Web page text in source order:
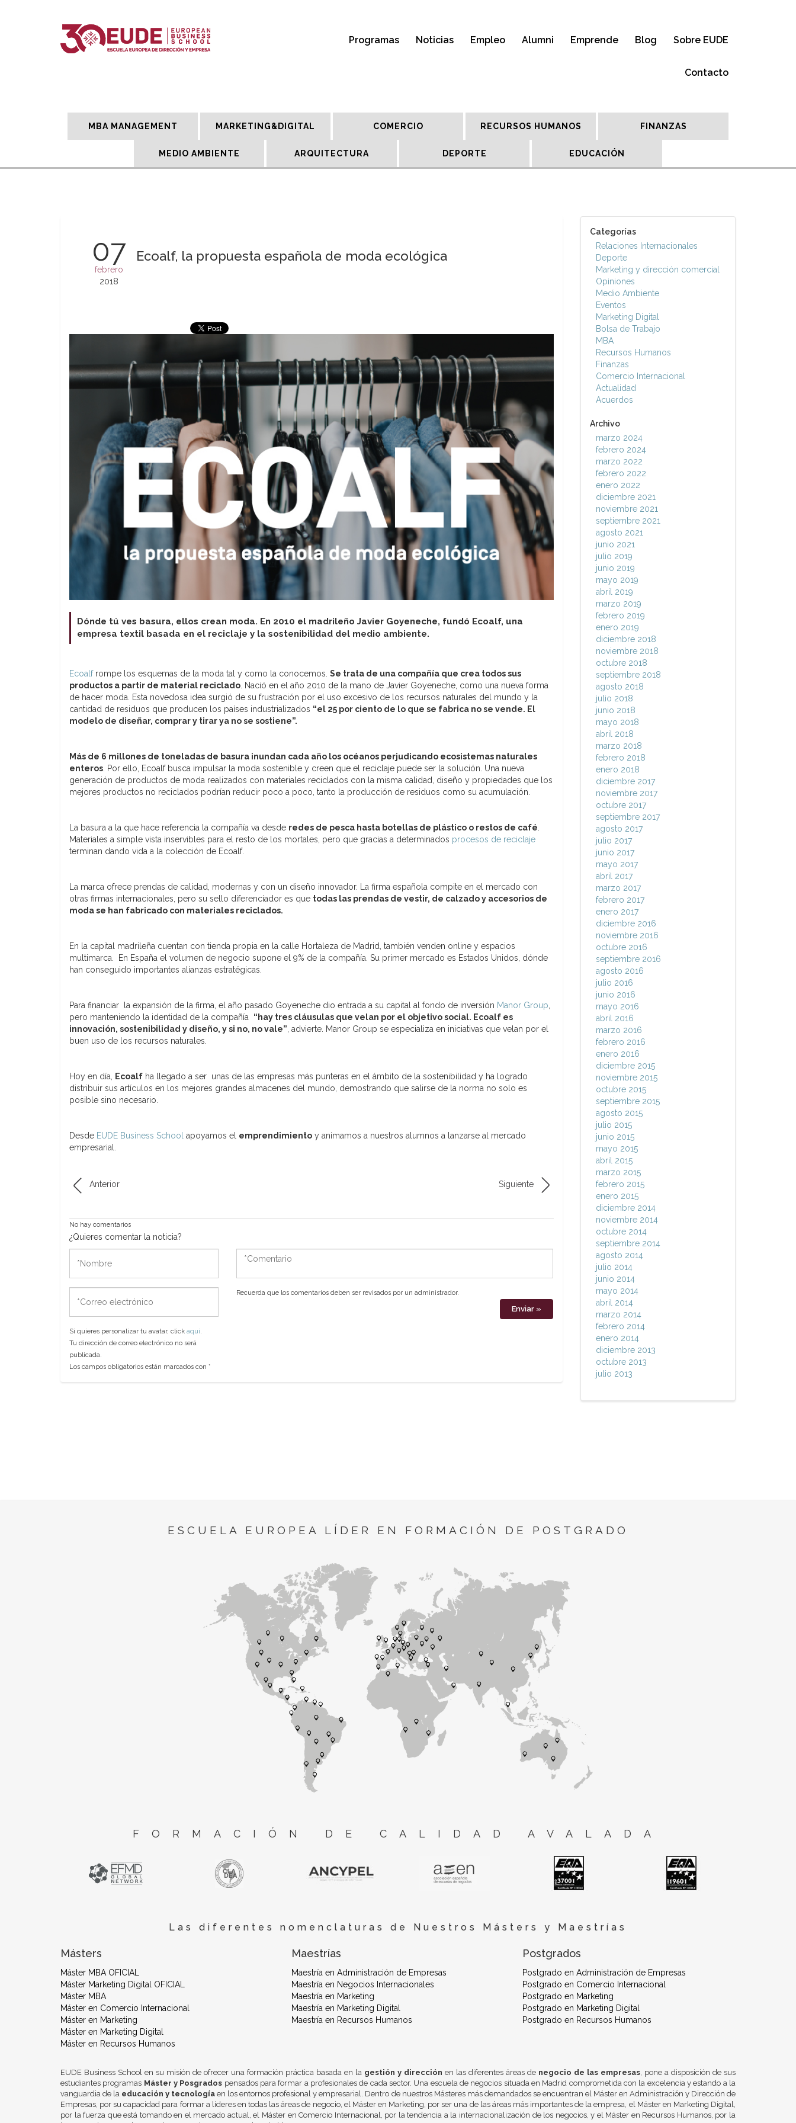
Programas Noticias Empleo Alumni Emprende Blog Sobre EUDE
Contacto
MBA MANAGEMENT MARKETING&DIGITAL COMERCIO RECURSOS HUMANOS FINANZAS
MEDIO AMBIENTE ARQUITECTURA DEPORTE EDUCACIÓN
07
febrero
2018
Ecoalf, la propuesta española de moda ecológica
Dónde tú ves basura, ellos crean moda. En 2010 el madrileño Javier Goyeneche, fundó Ecoalf, una
empresa textil basada en el reciclaje y la sostenibilidad del medio ambiente.
Ecoalfrompe los esquemas de la moda tal y como la conocemos. Se trata de una compañía que crea todos sus
productos a partir de material reciclado . Nació en el año 2010 de la mano de Javier Goyeneche, como una nueva forma
de hacer moda. Esta novedosa idea surgió de su frustración por el uso excesivo de los recursos naturales del mundo y la
cantidad de residuos que producen los países industrializados “el 25 por ciento de lo que se fabrica no se vende. El
modelo de diseñar, comprar y tirar ya no se sostiene”.
Más de 6 millones de toneladas de basura inundan cada año los océanos perjudicando ecosistemas naturales
enteros . Por ello, Ecoalf busca impulsar la moda sostenible y creen que el reciclaje puede ser la solución. Una nueva
generación de productos de moda realizados con materiales reciclados con la misma calidad, diseño y propiedades que los
mejores productos no reciclados podrían reducir poco a poco, tanto la producción de residuos como su acumulación.
La basura a la que hace referencia la compañía va desde redes de pesca hasta botellas de plástico o restos de café
Materiales a simple vista inservibles para el resto de los mortales, pero que gracias a determinados procesos de reciclaje
terminan dando vida a la colección de Ecoalf.
La marca ofrece prendas de calidad, modernas y con un diseño innovador. La firma española compite en el mercado con
otras firmas internacionales, pero su sello diferenciador es que todas las prendas de vestir, de calzado y accesorios de
moda se han fabricado con materiales reciclados.
En la capital madrileña cuentan con tienda propia en la calle Hortaleza de Madrid, también venden online y espacios
multimarca. En España el volumen de negocio supone el 9% de la compañía. Su primer mercado es Estados Unidos, dónde
han conseguido importantes alianzas estratégicas.
Para financiar la expansión de la firma, el año pasado Goyeneche dio entrada a su capital al fondo de inversión Manor Group
pero manteniendo la identidad de la compañía “hay tres cláusulas que velan por el objetivo social. Ecoalf es
innovación, sostenibilidad y diseño, y si no, no vale” , advierte. Manor Group se especializa en iniciativas que velan por el
buen uso de los recursos naturales.
Hoy en día, Ecoalf ha llegado a ser unas de las empresas más punteras en el ámbito de la sostenibilidad y ha logrado
distribuir sus artículos en los mejores grandes almacenes del mundo, demostrando que salirse de la norma no solo es
posible sino necesario.
Desde EUDE Business School apoyamos el emprendimiento y animamos a nuestros alumnos a lanzarse al mercado
empresarial.
Anterior Siguiente
No hay comentarios
¿Quieres comentar la noticia?
electrónico
Si quieres personalizar tu avatar, click aquí.
Tu dirección de correo electrónico no será
publicada.
Los campos obligatorios están marcados con *
*Comentario
Recuerda que los comentarios deben ser revisados por un administrador.
Categorías
Relaciones Internacionales
Deporte
Marketing y dirección comercial
Opiniones
Medio Ambiente
Eventos
Marketing Digital
Bolsa de Trabajo
MBA
Recursos Humanos
Finanzas
Comercio Internacional
Actualidad
Acuerdos
Archivo
marzo 2024
febrero 2024
marzo 2022
febrero 2022
enero 2022
diciembre 2021
noviembre 2021
septiembre 2021
agosto 2021
junio 2021
julio 2019
junio 2019
mayo 2019
abril 2019
marzo 2019
febrero 2019
enero 2019
diciembre 2018
noviembre 2018
octubre 2018
septiembre 2018
agosto 2018
julio 2018
junio 2018
mayo 2018
abril 2018
marzo 2018
febrero 2018
enero 2018
diciembre 2017
noviembre 2017
octubre 2017
septiembre 2017
agosto 2017
julio 2017
junio 2017
mayo 2017
abril 2017
marzo 2017
febrero 2017
enero 2017
diciembre 2016
noviembre 2016
octubre 2016
septiembre 2016
agosto 2016
julio 2016
junio 2016
mayo 2016
abril 2016
marzo 2016
febrero 2016
enero 2016
diciembre 2015
noviembre 2015
octubre 2015
septiembre 2015
agosto 2015
julio 2015
junio 2015
mayo 2015
abril 2015
marzo 2015
febrero 2015
enero 2015
diciembre 2014
noviembre 2014
octubre 2014
septiembre 2014
agosto 2014
julio 2014
junio 2014
mayo 2014
abril 2014
marzo 2014
febrero 2014
enero 2014
diciembre 2013
octubre 2013
julio 2013
ESCUELA EUROPEA LÍDER EN FORMACIÓN DE POSTGRADO
FORMACIÓN DE CALIDAD AVALADA
Las diferentes nomenclaturas de Nuestros Másters y Maestrías
Másters
Máster MBA OFICIAL
Máster Marketing Digital OFICIAL
Máster MBA
Máster en Comercio Internacional
Máster en Marketing
Máster en Marketing Digital
Máster en Recursos Humanos
Maestrías
Maestría en Administración de Empresas
Maestría en Negocios Internacionales
Maestría en Marketing
Maestría en Marketing Digital
Maestría en Recursos Humanos
Postgrados
Postgrado en Administración de Empresas
Postgrado en Comercio Internacional
Postgrado en Marketing
Postgrado en Marketing Digital
Postgrado en Recursos Humanos
EUDE Business School en su misión de ofrecer una formación práctica basada en la gestión y dirección en las diferentes áreas de negocio de las empresas, pone a disposición de sus
estudiantes programas Máster y Posgrados pensados para formar a profesionales de cada sector. Una escuela de negocios situada en Madrid comprometida con la excelencia y estando a la
vanguardia de la educación y tecnología en los entornos profesional y empresarial. Dentro de nuestros Másteres más demandados se encuentran el Máster en Administración y Dirección de
Empresas, por su capacidad para formar a líderes en todas las áreas de negocio, el Máster en Marketing, por ser una de las áreas más importantes de la empresa, el Máster en Marketing Digital,
por la fuerza que está tomando en el mercado actual, el Máster en Comercio Internacional, por la tendencia a la internacionalización de los negocios, y el Máster en Recursos Humanos, por la